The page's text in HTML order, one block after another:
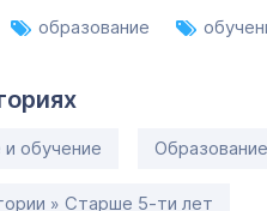
образование
обучение
» Старше 5-ти лет